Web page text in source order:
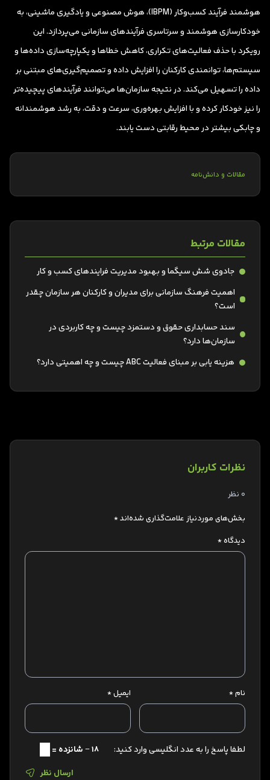
هوشمند فرآیند کسب‌وکار (IBPM)، هوش مصنوعی و یادگیری ماشینی، به
خودکارسازی هوشمند و سرتاسری فرآیندهای سازمانی می‌پردازد. این
رویکرد با حذف فعالیت‌های تکراری، کاهش خطاها و یکپارچه‌سازی داده‌ها و
سیستم‌ها، توانمندی کارکنان را افزایش داده و تصمیم‌گیری‌های مبتنی بر
داده را تسهیل می‌کند. در نتیجه سازمان‌ها می‌توانند فرآیندهای پیچیده‌تر
را نیز خودکار کرده و با افزایش بهره‌وری، سرعت و دقت، به رشد هوشمندانه
و چابکی بیشتر در محیط رقابتی دست یابند.
مقالات و دانش‌نامه
مقالات مرتبط
جادوی شش سیگما و بهبود مدیریت فرایندهای کسب و کار
اهمیت فرهنگ سازمانی برای مدیران و کارکنان هر سازمان چقدر
است؟
سند حسابداری حقوق و دستمزد چیست و چه کاربردی در
سازمان‌ها دارد؟
هزینه یابی بر مبنای فعالیت ABC چیست و چه اهمیتی دارد؟
نظرات کاربران
0 نظر
بخش‌های موردنیاز علامت‌گذاری شده‌اند*
دیدگاه*
نام* ایمیل*
لطفا پاسخ را به عدد انگلیسی وارد کنید:
18 − شانزده =
ارسال نظر